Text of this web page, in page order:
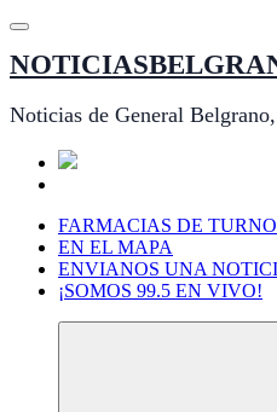
Saltar
contenido
Noticias de General
FARMACIAS DE TURNO
EN EL MAPA
ENVIANOS UNA
¡SOMOS 99.5 EN VIVO!